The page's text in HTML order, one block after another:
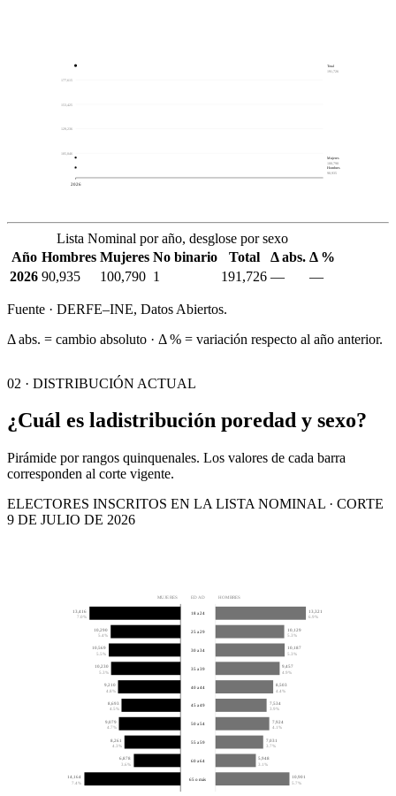
105,046
129,236
153,425
177,615
2026
Total
191,726
Mujeres
100,790
Hombres
90,935
Lista Nominal por año, desglose por sexo
Año Hombres Mujeres No binario Total Δ abs. Δ %
2026 90,935 100,790 1 191,726 — —
Fuente · DERFE–INE, Datos Abiertos.
Δ abs. = cambio absoluto · Δ % = variación respecto al año anterior.
02 · DISTRIBUCIÓN ACTUAL
¿Cuál es ladistribución poredad y sexo?
Pirámide por rangos quinquenales. Los valores de cada barra
corresponden al corte vigente.
ELECTORES INSCRITOS EN LA LISTA NOMINAL · CORTE
9 DE JULIO DE 2026
MUJERES EDAD HOMBRES
13,416
7.0%
13,321
6.9%
18 a 24
10,290
5.4%
10,129
5.3%
25 a 29
10,569
5.5%
10,187
5.3%
30 a 34
10,230
5.3%
9,457
4.9%
35 a 39
9,210
4.8%
8,503
4.4%
40 a 44
8,693
4.5%
7,534
3.9%
45 a 49
9,079
4.7%
7,924
4.1%
50 a 54
8,261
4.3%
7,031
3.7%
55 a 59
6,878
3.6%
5,948
3.1%
60 a 64
14,164
7.4%
10,901
5.7%
65 o más